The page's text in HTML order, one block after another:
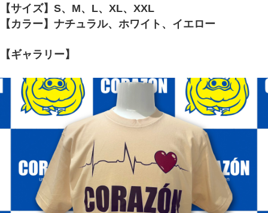
【サイズ】S、M、L、XL、XXL
【カラー】ナチュラル、ホワイト、イエロー
【ギャラリー】